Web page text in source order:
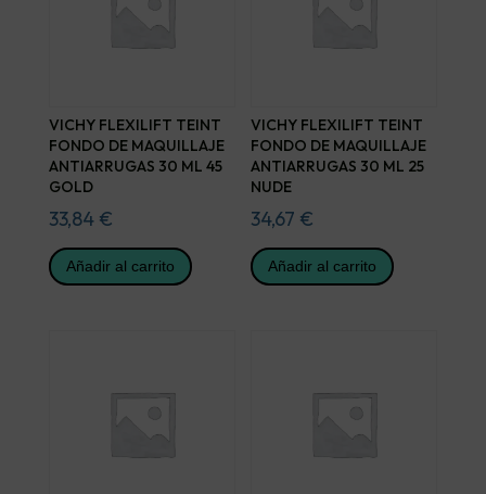
VICHY FLEXILIFT TEINT
FONDO DE MAQUILLAJE
ANTIARRUGAS 30 ML 45
GOLD
33,84 €
Añadir al carrito
VICHY FLEXILIFT TEINT
FONDO DE MAQUILLAJE
ANTIARRUGAS 30 ML 25
NUDE
34,67 €
Añadir al carrito